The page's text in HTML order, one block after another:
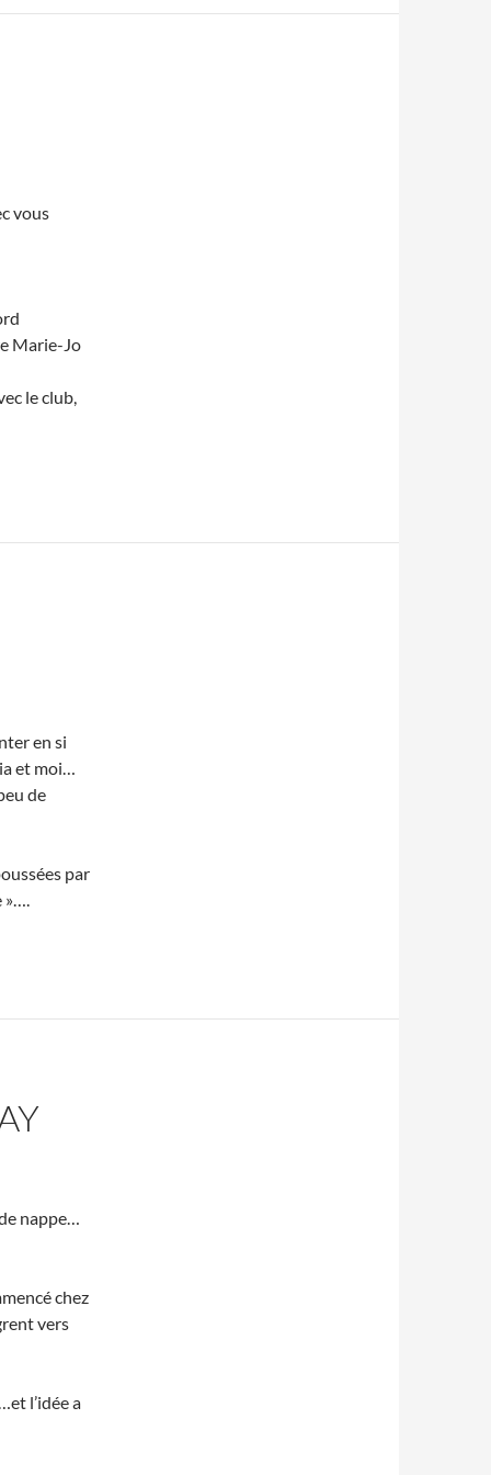
vous
Marie-Jo
le club,
!
en si
et moi…
de
par
»….
nappe…
chez
vers
l’idée a